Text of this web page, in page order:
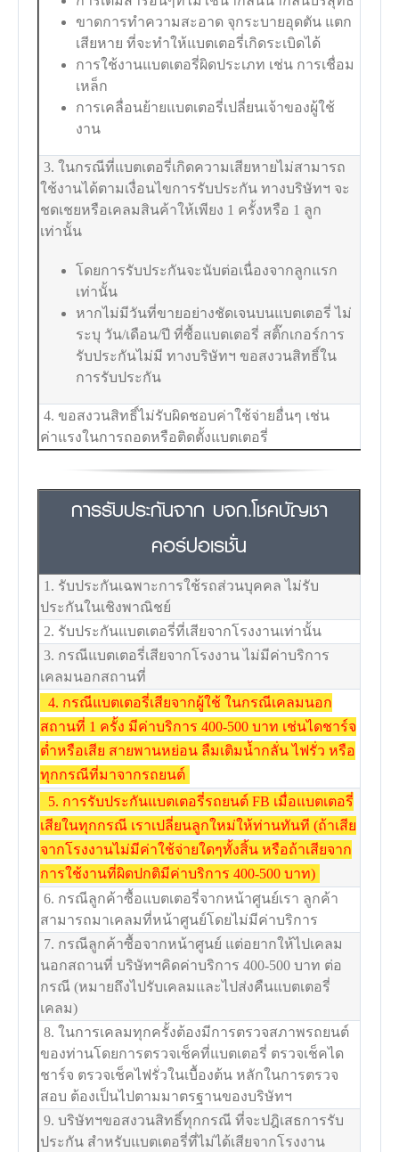
ขาดการทำความสะอาด จุกระบายอุดตัน แตก
เสียหาย ที่จะทำให้แบตเตอรี่เกิดระเบิดได้
การใช้งานแบตเตอรี่ผิดประเภท เช่น การเชื่อม
เหล็ก
การเคลื่อนย้ายแบตเตอรี่เปลี่ยนเจ้าของผู้ใช้
งาน
3. ในกรณีที่แบตเตอรี่เกิดความเสียหายไม่สามารถ
ใช้งานได้ตามเงื่อนไขการรับประกัน ทางบริษัทฯ จะ
ชดเชยหรือเคลมสินค้าให้เพียง 1 ครั้งหรือ 1 ลูก
เท่านั้น
โดยการรับประกันจะนับต่อเนื่องจากลูกแรก
เท่านั้น
หากไม่มีวันที่ขายอย่างชัดเจนบนแบตเตอรี่ ไม่
ระบุ วัน/เดือน/ปี ที่ซื้อแบตเตอรี่ สติ๊กเกอร์การ
รับประกันไม่มี ทางบริษัทฯ ขอสงวนสิทธิ์ใน
การรับประกัน
4. ขอสงวนสิทธิ์ไม่รับผิดชอบค่าใช้จ่ายอื่นๆ เช่น
ค่าแรงในการถอดหรือติดตั้งแบตเตอรี่
การรับประกันจาก บจก.โชคบัญชา
คอร์ปอเรชั่น
1. รับประกันเฉพาะการใช้รถส่วนบุคคล ไม่รับ
ประกันในเชิงพาณิชย์
2. รับประกันแบตเตอรี่ที่เสียจากโรงงานเท่านั้น
3. กรณีแบตเตอรี่เสียจากโรงงาน ไม่มีค่าบริการ
เคลมนอกสถานที่
4. กรณีแบตเตอรี่เสียจากผู้ใช้ ในกรณีเคลมนอก
สถานที่ 1 ครั้ง มีค่าบริการ 400-500 บาท เช่นไดชาร์จ
ต่ำหรือเสีย สายพานหย่อน ลืมเติมน้ำกลั่น ไฟรั่ว หรือ
ทุกกรณีที่มาจากรถยนต์
5. การรับประกันแบตเตอรี่รถยนต์ FB เมื่อแบตเตอรี่
เสียในทุกกรณี เราเปลี่ยนลูกใหม่ให้ท่านทันที (ถ้าเสีย
จากโรงงานไม่มีค่าใช้จ่ายใดๆทั้งสิ้น หรือถ้าเสียจาก
การใช้งานที่ผิดปกติมีค่าบริการ 400-500 บาท)
6. กรณีลูกค้าซื้อแบตเตอรี่จากหน้าศูนย์เรา ลูกค้า
สามารถมาเคลมที่หน้าศูนย์โดยไม่มีค่าบริการ
7. กรณีลูกค้าซื้อจากหน้าศูนย์ แต่อยากให้ไปเคลม
นอกสถานที่ บริษัทฯคิดค่าบริการ 400-500 บาท ต่อ
กรณี (หมายถึงไปรับเคลมและไปส่งคืนแบตเตอรี่
เคลม)
8. ในการเคลมทุกครั้งต้องมีการตรวจสภาพรถยนต์
ของท่านโดยการตรวจเช็คที่แบตเตอรี่ ตรวจเช็คได
ชาร์จ ตรวจเช็คไฟรั่วในเบื้องต้น หลักในการตรวจ
สอบ ต้องเป็นไปตามมาตรฐานของบริษัทฯ
9. บริษัทฯขอสงวนสิทธิ์ทุกกรณี ที่จะปฎิเสธการรับ
ประกัน สำหรับแบตเตอรี่ที่ไม่ได้เสียจากโรงงาน